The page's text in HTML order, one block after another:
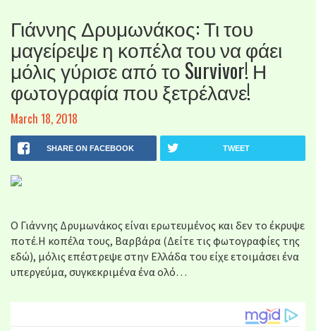
Γιάννης Δρυμωνάκος: Τι του
μαγείρεψε η κοπέλα του να φάει
μόλις γύρισε από το Survivor! Η
φωτογραφία που ξετρέλανε!
March 18, 2018
SHARE ON FACEBOOK TWEET
Ο Γιάννης Δρυμωνάκος είναι ερωτευμένος και δεν το έκρυψε
ποτέ.Η κοπέλα τους, Βαρβάρα (Δείτε τις φωτογραφίες της
εδώ), μόλις επέστρεψε στην Ελλάδα του είχε ετοιμάσει ένα
υπεργεύμα, συγκεκριμένα ένα ολό…